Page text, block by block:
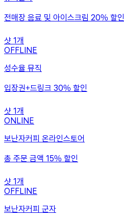
전매장 음료 및 아이스크림 20% 할인
샷 1개
OFFLINE
성수율 뮤직
입장권+드링크 30% 할인
샷 1개
ONLINE
보난자커피 온라인스토어
총 주문 금액 15% 할인
샷 1개
OFFLINE
보난자커피 군자